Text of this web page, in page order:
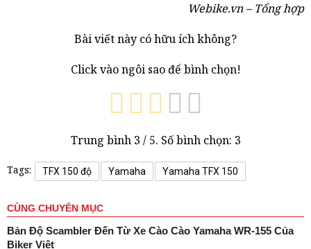
Webike.vn – Tổng hợp
Bài viết này có hữu ích không?
Click vào ngôi sao để bình chọn!
Trung bình 3 / 5. Số bình chọn: 3
Tags: TFX 150 độ Yamaha Yamaha TFX 150
CÙNG CHUYÊN MỤC
Bản Độ Scambler Đến Từ Xe Cào Cào Yamaha WR-155 Của
Biker Việt